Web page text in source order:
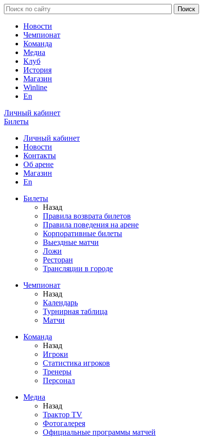
Новости
Чемпионат
Команда
Медиа
Клуб
История
Магазин
Winline
En
Личный кабинет
Билеты
Личный кабинет
Новости
Контакты
Об арене
Магазин
En
Билеты
Назад
Правила возврата билетов
Правила поведения на арене
Корпоративные билеты
Выездные матчи
Ложи
Ресторан
Трансляции в городе
Чемпионат
Назад
Календарь
Турнирная таблица
Матчи
Команда
Назад
Игроки
Статистика игроков
Тренеры
Персонал
Медиа
Назад
Трактор TV
Фотогалерея
Официальные программы матчей